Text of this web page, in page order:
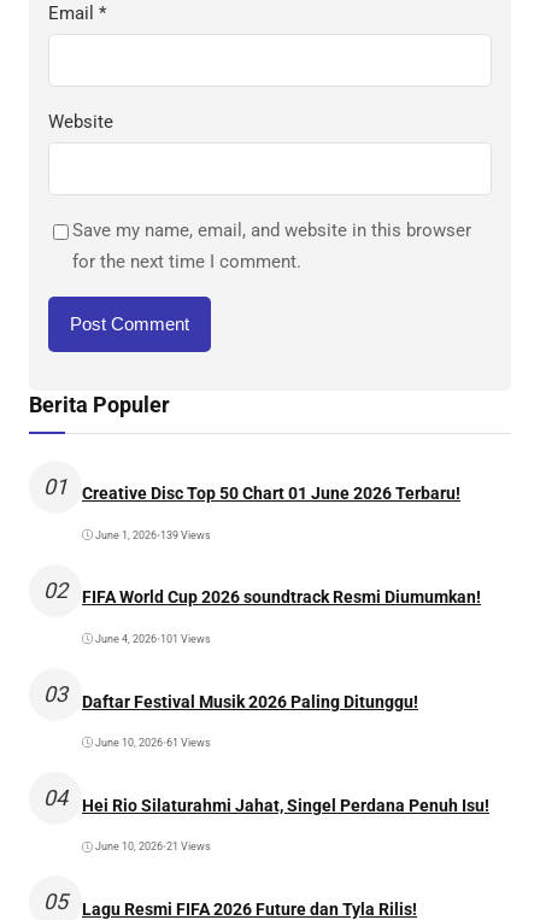
Email *
Website
Save my name, email, and website in this browser
for the next time I comment.
Berita Populer
01 Creative Disc Top 50 Chart 01 June 2026 Terbaru!
June 1, 2026•139 Views
02 FIFA World Cup 2026 soundtrack Resmi Diumumkan!
June 4, 2026•101 Views
03 Daftar Festival Musik 2026 Paling Ditunggu!
June 10, 2026•61 Views
04 Hei Rio Silaturahmi Jahat, Singel Perdana Penuh Isu!
June 10, 2026•21 Views
05 Lagu Resmi FIFA 2026 Future dan Tyla Rilis!